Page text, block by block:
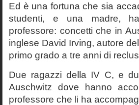
Ed è una fortuna che sia
studenti, e una madre,
professore: concetti che in
inglese David Irving, autore
primo grado a tre anni di
Due ragazzi della IV C, e
Auschwitz dove hanno
professore che li ha